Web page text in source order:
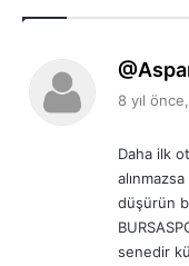
8 yıl
Daha ilk
düşürün
senedir